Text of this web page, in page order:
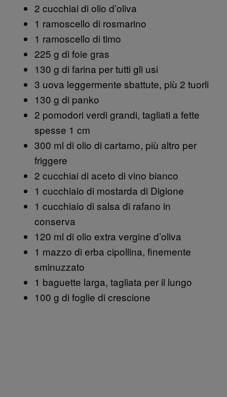
2 cucchiai di olio d’oliva
1 ramoscello di rosmarino
1 ramoscello di timo
225 g di foie gras
130 g di farina per tutti gli usi
3 uova leggermente sbattute, più 2 tuorli
130 g di panko
2 pomodori verdi grandi, tagliati a fette
spesse 1 cm
300 ml di olio di cartamo, più altro per
friggere
2 cucchiai di aceto di vino bianco
1 cucchiaio di mostarda di Digione
1 cucchiaio di salsa di rafano in
conserva
120 ml di olio extra vergine d’oliva
1 mazzo di erba cipollina, finemente
sminuzzato
1 baguette larga, tagliata per il lungo
100 g di foglie di crescione